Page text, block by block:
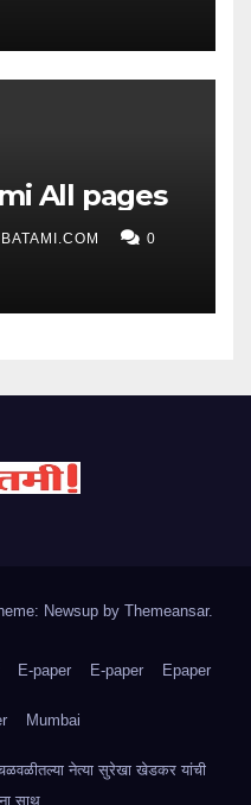
All pages
0
Newsup by Themeansar.
E-paper E-paper Epaper
Mumbai
चळवळीतल्या नेत्या सुरेखा खेडकर यांची
साथ